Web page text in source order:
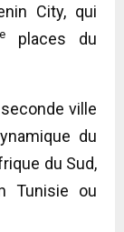
City, qui
e
places du
ville
du
du Sud,
Tunisie ou